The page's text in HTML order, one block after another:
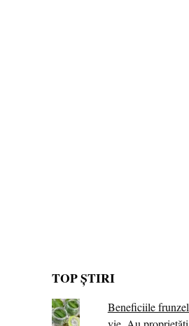
TOP ȘTIRI
Beneficiile